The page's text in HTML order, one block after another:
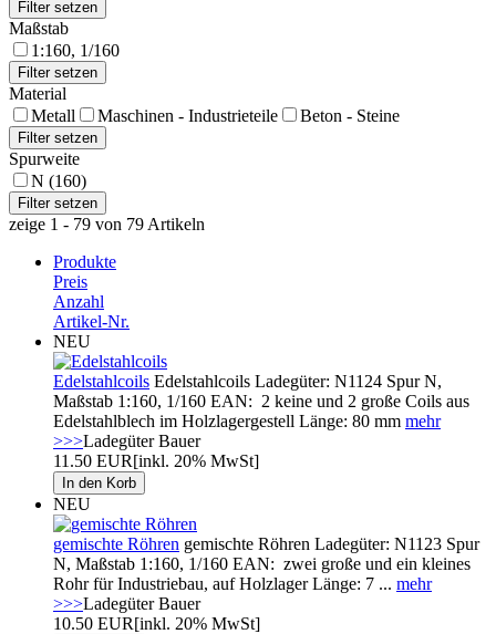
Maßstab
1:160, 1/160
Material
Metall
Maschinen - Industrieteile Beton - Steine
Spurweite
N (160)
zeige 1 - 79 von 79 Artikeln
Produkte
Preis
Anzahl
Artikel-Nr.
NEU
Edelstahlcoils Edelstahlcoils Ladegüter: N1124 Spur N,
Maßstab 1:160, 1/160 EAN: 2 keine und 2 große Coils aus
Edelstahlblech im Holzlagergestell Länge: 80 mm mehr
>>>Ladegüter Bauer
11.50 EUR[inkl. 20% MwSt]
NEU
gemischte Röhren gemischte Röhren Ladegüter: N1123 Spur
N, Maßstab 1:160, 1/160 EAN: zwei große und ein kleines
Rohr für Industriebau, auf Holzlager Länge: 7 ... mehr
>>>Ladegüter Bauer
10.50 EUR[inkl. 20% MwSt]